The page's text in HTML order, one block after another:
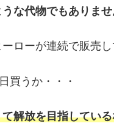
な代物でもありま
ローが連続で販売
買うか・・・
解放を目指してい